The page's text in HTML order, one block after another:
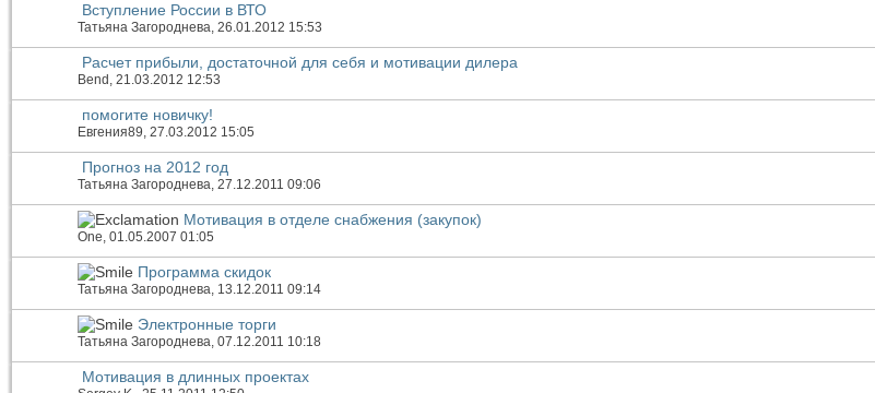
Вступление России в ВТО
Татьяна Загороднева, 26.01.2012 15:53
Расчет прибыли, достаточной для себя и мотивации дилера
Bend , 21.03.2012 12:53
помогите новичку!
Евгения89, 27.03.2012 15:05
Прогноз на 2012 год
Татьяна Загороднева, 27.12.2011 09:06
Мотивация в отделе снабжения (закупок)
One, 01.05.2007 01:05
Программа скидок
Татьяна Загороднева, 13.12.2011 09:14
Электронные торги
Татьяна Загороднева, 07.12.2011 10:18
Мотивация в длинных проектах